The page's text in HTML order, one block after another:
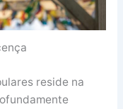
reside na